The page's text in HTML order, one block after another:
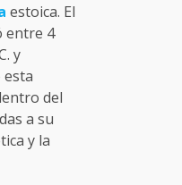
estoica. El
entre 4
y
del
a su
y la